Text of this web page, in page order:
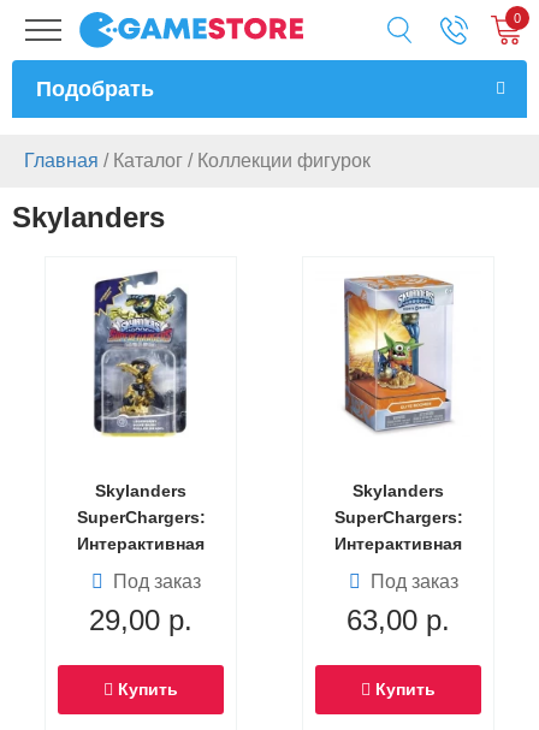
0
Подобрать
Главная / Каталог / Коллекции фигурок
Skylanders
Skylanders
SuperChargers:
Интерактивная
фигурка Legendary
Bone Bash Roller
Brawl (Скайлендер-
Под заказ
29,00 р.
Купить
Skylanders
SuperChargers:
Интерактивная
фигурка Elite
Boomer (Серия
элитных фигурок)
Под заказ
63,00 р.
Купить